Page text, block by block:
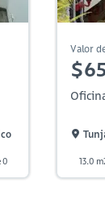
0
Valor
13.0